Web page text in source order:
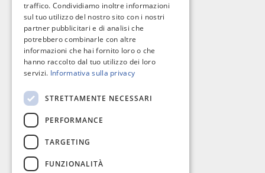
I nostri contatti
C.so Giannone, 184 - 71121 Foggia
0881 617004
richieste@omnibusimmobiliare.it
traffico. Condividiamo inoltre informazioni
sul tuo utilizzo del nostro sito con i nostri
partner pubblicitari e di analisi che
potrebbero combinarle con altre
informazioni che hai fornito loro o che
hanno raccolto dal tuo utilizzo dei loro
servizi. Informativa sulla privacy
STRETTAMENTE NECESSARI
PERFORMANCE
TARGETING
FUNZIONALITÀ